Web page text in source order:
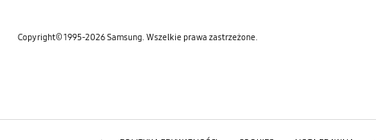
Copyright© 1995-2026 Samsung. Wszelkie prawa zastrzeżone.